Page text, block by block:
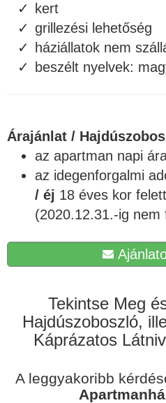
kert
grillezési lehetőség
háziállatok nem
beszélt nyelvek:
Árajánlat /
az apartman napi
az idegenforgalmi
/ éj 18 éves kor
(2020.12.31.-ig nem
Tekintse Meg
Hajdúszoboszló,
Káprázatos
A leggyakoribb